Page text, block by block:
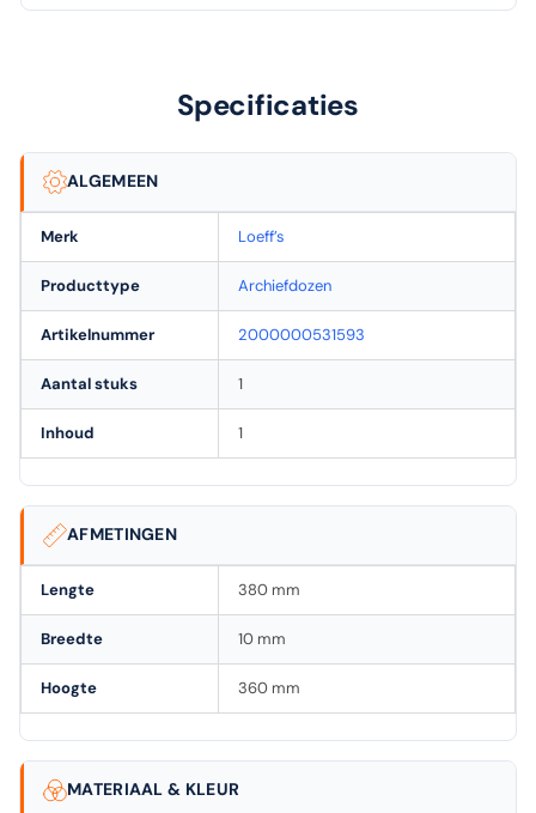
Specificaties
ALGEMEEN
Merk Loeff’s
Producttype Archiefdozen
Artikelnummer 2000000531593
Aantal stuks 1
Inhoud 1
AFMETINGEN
Lengte 380 mm
Breedte 10 mm
Hoogte 360 mm
MATERIAAL & KLEUR